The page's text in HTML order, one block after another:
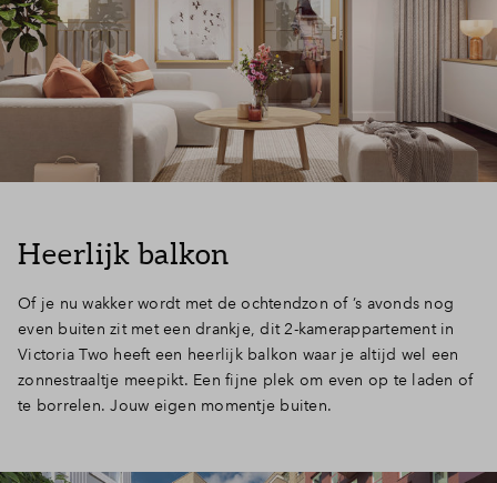
Heerlijk balkon
Of je nu wakker wordt met de ochtendzon of ’s avonds nog
even buiten zit met een drankje, dit 2-kamerappartement in
Victoria Two heeft een heerlijk balkon waar je altijd wel een
zonnestraaltje meepikt. Een fijne plek om even op te laden of
te borrelen. Jouw eigen momentje buiten.